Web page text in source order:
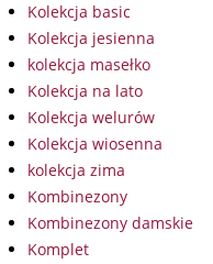
Kolekcja basic
Kolekcja jesienna
kolekcja masełko
Kolekcja na lato
Kolekcja welurów
Kolekcja wiosenna
kolekcja zima
Kombinezony
Kombinezony damskie
Komplet